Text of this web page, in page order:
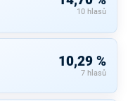
10 hlasů
10,29 %
7 hlasů